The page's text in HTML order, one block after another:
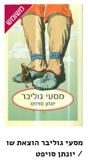
מסעי גוליבר הוצאת שו
/ יונתן סויפט